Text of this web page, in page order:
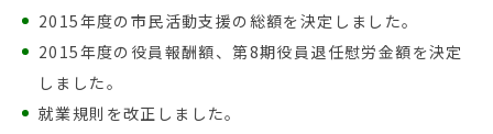
2015年度の市民活動支援の総額を決定しました。
2015年度の役員報酬額、第8期役員退任慰労金額を決定
しました。
就業規則を改正しました。